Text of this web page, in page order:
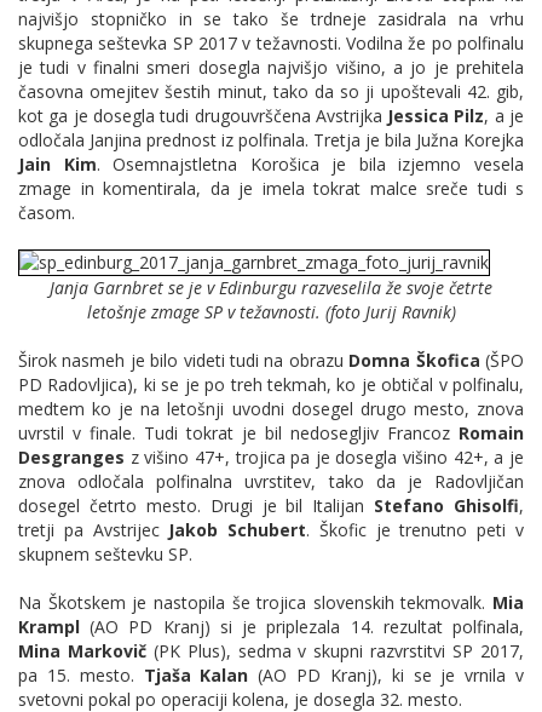
najvišjo stopničko in se tako še trdneje zasidrala na vrhu
skupnega seštevka SP 2017 v težavnosti. Vodilna že po polfinalu
je tudi v finalni smeri dosegla najvišjo višino, a jo je prehitela
časovna omejitev šestih minut, tako da so ji upoštevali 42. gib,
kot ga je dosegla tudi drugouvrščena Avstrijka Jessica Pilz, a je
odločala Janjina prednost iz polfinala. Tretja je bila Južna Korejka
Jain Kim. Osemnajstletna Korošica je bila izjemno vesela
zmage in komentirala, da je imela tokrat malce sreče tudi s
časom.
Janja Garnbret se je v Edinburgu razveselila že svoje četrte
letošnje zmage SP v težavnosti. (foto Jurij Ravnik)
Širok nasmeh je bilo videti tudi na obrazu Domna Škofica (ŠPO
PD Radovljica), ki se je po treh tekmah, ko je obtičal v polfinalu,
medtem ko je na letošnji uvodni dosegel drugo mesto, znova
uvrstil v finale. Tudi tokrat je bil nedosegljiv Francoz Romain
Desgranges z višino 47+, trojica pa je dosegla višino 42+, a je
znova odločala polfinalna uvrstitev, tako da je Radovljičan
dosegel četrto mesto. Drugi je bil Italijan Stefano Ghisolfi,
tretji pa Avstrijec Jakob Schubert. Škofic je trenutno peti v
skupnem seštevku SP.
Na Škotskem je nastopila še trojica slovenskih tekmovalk. Mia
Krampl (AO PD Kranj) si je priplezala 14. rezultat polfinala,
Mina Markovič(PK Plus), sedma v skupni razvrstitvi SP 2017,
pa 15. mesto. Tjaša Kalan (AO PD Kranj), ki se je vrnila v
svetovni pokal po operaciji kolena, je dosegla 32. mesto.